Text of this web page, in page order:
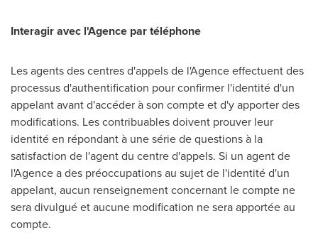
Interagir avec l'Agence par téléphone
Les agents des centres d'appels de l'Agence effectuent des
processus d'authentification pour confirmer l'identité d'un
appelant avant d'accéder à son compte et d'y apporter des
modifications. Les contribuables doivent prouver leur
identité en répondant à une série de questions à la
satisfaction de l'agent du centre d'appels. Si un agent de
l'Agence a des préoccupations au sujet de l'identité d'un
appelant, aucun renseignement concernant le compte ne
sera divulgué et aucune modification ne sera apportée au
compte.